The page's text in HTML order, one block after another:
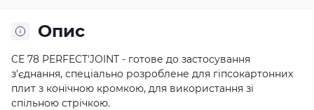
Опис
CE 78 PERFECT'JOINT - готове до застосування
з'єднання, спеціально розроблене для гіпсокартонних
плит з конічною кромкою, для використання зі
спільною стрічкою.